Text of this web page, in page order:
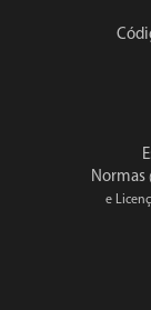
Normas
e